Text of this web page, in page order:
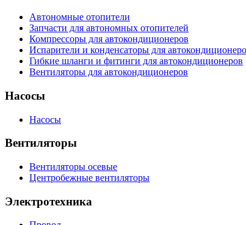
Автономные отопители
Запчасти для автономных отопителей
Компрессоры для автокондиционеров
Испарители и конденсаторы для
Гибкие шланги и фитинги для автокондиционеров
Вентиляторы для автокондиционеров
Насосы
Насосы
Вентиляторы
Вентиляторы осевые
Центробежные вентиляторы
Электротехника